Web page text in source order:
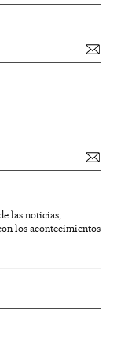
las noticias,
los acontecimientos